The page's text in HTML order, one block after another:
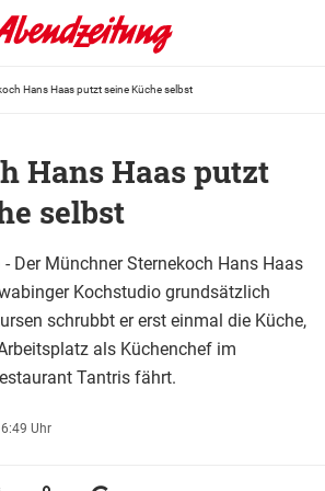
Hans Haas putzt seine Küche selbst
Hans Haas putzt
selbst
Der Münchner Sternekoch Hans Haas
Kochstudio grundsätzlich
schrubbt er erst einmal die Küche,
als Küchenchef im
Tantris fährt.
Uhr